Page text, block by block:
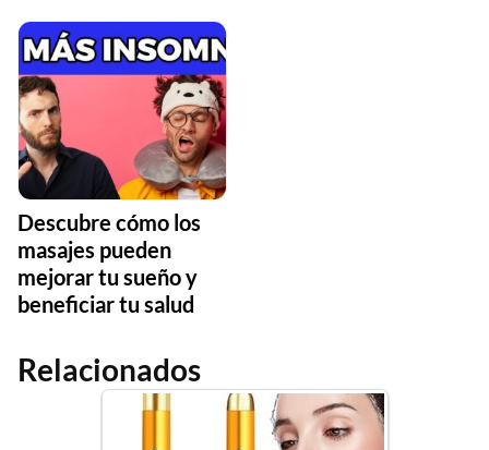
Descubre cómo los
masajes pueden
mejorar tu sueño y
beneficiar tu salud
Relacionados